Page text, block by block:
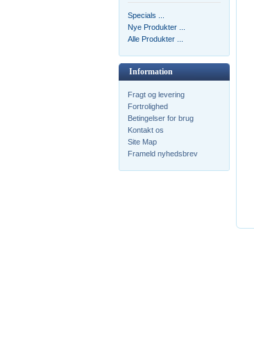
Specials ...
Nye Produkter ...
Alle Produkter ...
Information
Fragt og levering
Fortrolighed
Betingelser for brug
Kontakt os
Site Map
Frameld nyhedsbrev